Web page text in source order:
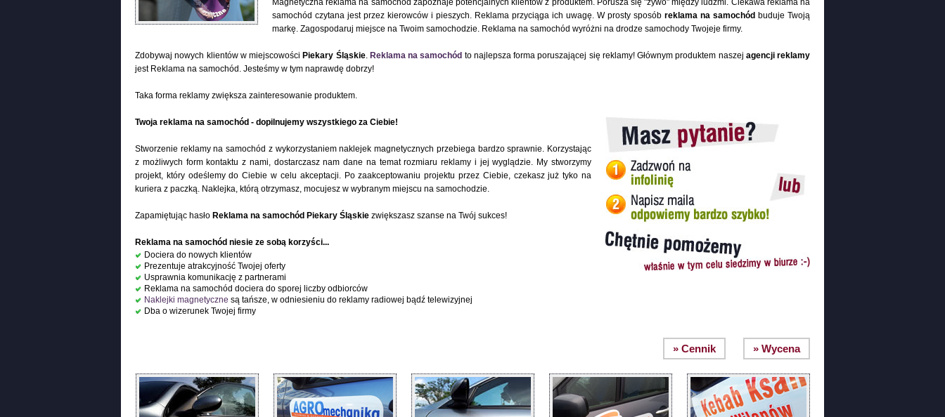
Magnetyczna reklama na samochód zapoznaje potencjalnych klientów z produktem. Porusza się "żywo" między ludźmi. Ciekawa reklama na
samochód czytana jest przez kierowców i pieszych. Reklama przyciąga ich uwagę. W prosty sposób reklama na samochód buduje Twoją
markę. Zagospodaruj miejsce na Twoim samochodzie. Reklama na samochód wyróżni na drodze samochody Twojeje firmy.
Zdobywaj nowych klientów w miejscowości Piekary Śląskie. Reklama na samochód to najlepsza forma poruszającej się reklamy! Głównym produktem naszej agencji reklamy
jest Reklama na samochód. Jesteśmy w tym naprawdę dobrzy!
Taka forma reklamy zwiększa zainteresowanie produktem.
Twoja reklama na samochód - dopilnujemy wszystkiego za Ciebie!
Stworzenie reklamy na samochód z wykorzystaniem naklejek magnetycznych przebiega bardzo sprawnie. Korzystając
z możliwych form kontaktu z nami, dostarczasz nam dane na temat rozmiaru reklamy i jej wyglądzie. My stworzymy
projekt, który odeślemy do Ciebie w celu akceptacji. Po zaakceptowaniu projektu przez Ciebie, czekasz już tyko na
kuriera z paczką. Naklejka, którą otrzymasz, mocujesz w wybranym miejscu na samochodzie.
Zapamiętując hasło Reklama na samochód Piekary Śląskie zwiększasz szanse na Twój sukces!
Reklama na samochód niesie ze sobą korzyści...
Dociera do nowych klientów
Prezentuje atrakcyjność Twojej oferty
Usprawnia komunikację z partnerami
Reklama na samochód dociera do sporej liczby odbiorców
Naklejki magnetyczne są tańsze, w odniesieniu do reklamy radiowej bądź telewizyjnej
Dba o wizerunek Twojej firmy
» Wycena
» Cennik